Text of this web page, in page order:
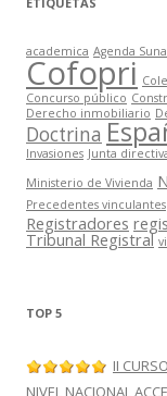
academica Agenda
Cofopri
Concurso público
Derecho inmobiliario
Doctrina
Invasiones Junta
Ministerio de Vivienda
Precedentes vinculantes
Registradores
Tribunal Registral
TOP 5
II